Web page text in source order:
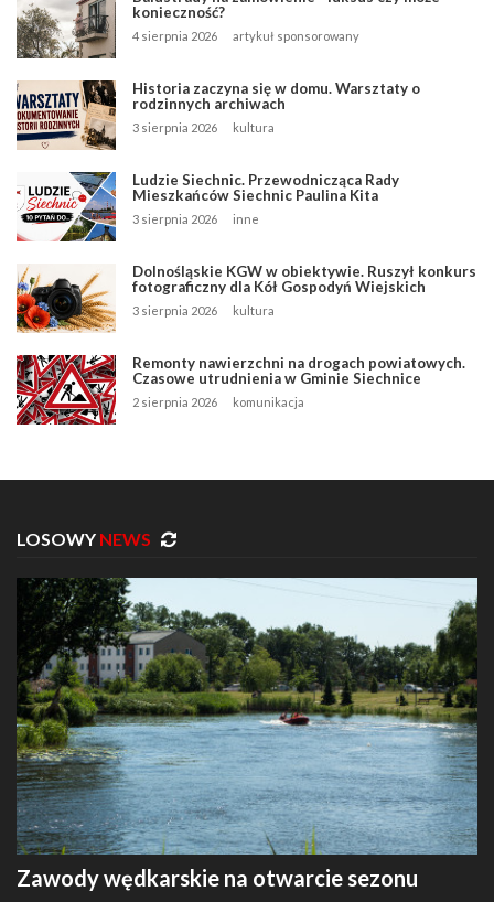
konieczność?
4 sierpnia 2026 artykuł sponsorowany
Historia zaczyna się w domu. Warsztaty o
rodzinnych archiwach
3 sierpnia 2026 kultura
Ludzie Siechnic. Przewodnicząca Rady
Mieszkańców Siechnic Paulina Kita
3 sierpnia 2026 inne
Dolnośląskie KGW w obiektywie. Ruszył konkurs
fotograficzny dla Kół Gospodyń Wiejskich
3 sierpnia 2026 kultura
Remonty nawierzchni na drogach powiatowych.
Czasowe utrudnienia w Gminie Siechnice
2 sierpnia 2026 komunikacja
LOSOWY NEWS
Zawody wędkarskie na otwarcie sezonu